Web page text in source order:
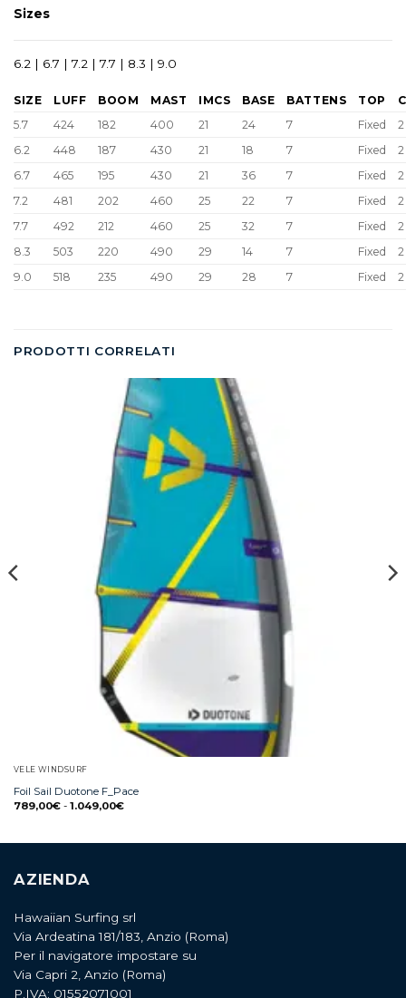
Sizes
6.2 | 6.7 | 7.2 | 7.7 | 8.3 | 9.0
SIZE LUFF BOOM MAST IMCS BASE BATTENS TOP
5.7
424 182 400 21 24 7 Fixed
2
6.2
448 187 430 21 18 7 Fixed
2
6.7
465 195 430 21 36 7 Fixed
2
7.2
481 202 460 25 22 7 Fixed
2
7.7
492 212 460 25 32 7 Fixed
2
8.3
503 220 490 29 14 7 Fixed
2
9.0
518 235 490 29 28 7 Fixed 2
PRODOTTI CORRELATI
VELE WINDSURF
Foil Sail Duotone F_Pace
789,00€ - 1.049,00€
AZIENDA
Hawaiian Surfing srl
Via Ardeatina 181/183, Anzio (Roma)
Per il navigatore impostare su
Via Capri 2, Anzio (Roma)
P.IVA: 01552071001